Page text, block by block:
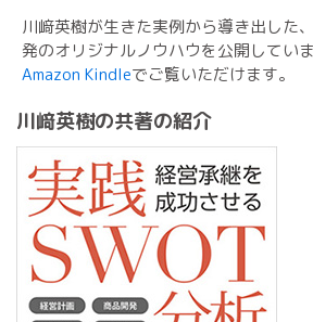
川﨑英樹が生きた実例から導き出した
発のオリジナルノウハウを公開していま
Amazon Kindleでご覧いただけます。
川﨑英樹の共著の紹介